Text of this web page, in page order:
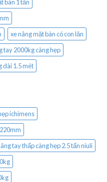
bàn 1 tấn
xe nâng mặt bàn có con lăn
tay 2000kg càng hẹp
dài 1.5 mét
ichimens
tay thấp càng hẹp 2.5 tấn niuli